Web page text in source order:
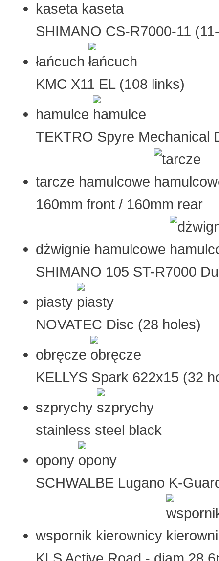
kaseta
SHIMANO CS-R7000-11
łańcuch
KMC X11 EL (108 links)
hamulce
TEKTRO Spyre Mechanical
tarcze hamulcowe
160mm front / 160mm rear
dżwignie hamulcowe
SHIMANO 105 ST-R7000
piasty
NOVATEC Disc (28 holes)
obręcze
KELLYS Spark 622x15 (32
szprychy
stainless steel black
opony
SCHWALBE Lugano K-
wspornik kierownicy